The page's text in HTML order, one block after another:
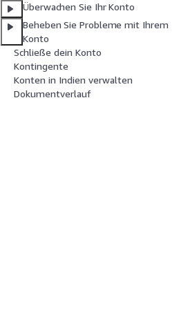
Überwachen Sie Ihr Konto
Beheben Sie Probleme mit Ihrem
Konto
Schließe dein Konto
Kontingente
Konten in Indien verwalten
Dokumentverlauf